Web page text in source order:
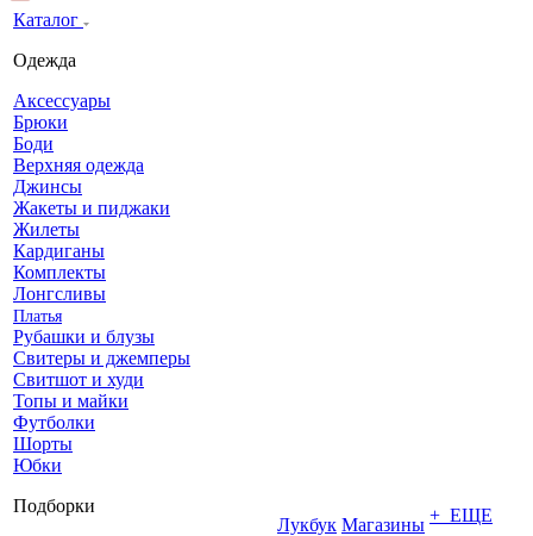
Каталог
Одежда
Аксессуары
Брюки
Боди
Верхняя одежда
Джинсы
Жакеты и пиджаки
Жилеты
Кардиганы
Комплекты
Лонгсливы
Платья
Рубашки и блузы
Свитеры и джемперы
Свитшот и худи
Топы и майки
Футболки
Шорты
Юбки
Подборки
Лукбук Магазины + ЕЩЕ